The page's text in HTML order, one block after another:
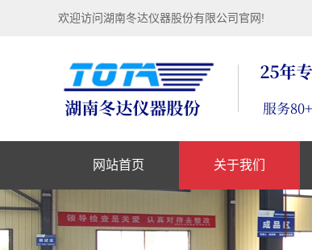
欢迎访问湖南冬达仪器股份有限公司官网!
网站首页 关于我们